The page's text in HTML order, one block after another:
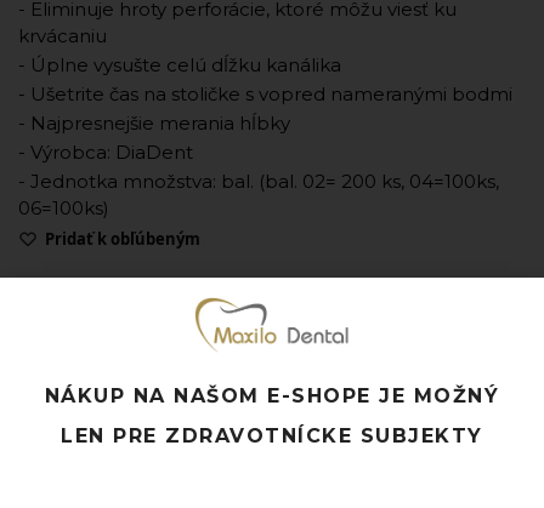
- Eliminuje hroty perforácie, ktoré môžu viesť ku
krvácaniu
- Úplne vysušte celú dĺžku kanálika
- Ušetrite čas na stoličke s vopred nameranými bodmi
- Najpresnejšie merania hĺbky
- Výrobca: DiaDent
- Jednotka množstva: bal. (bal. 02= 200 ks, 04=100ks,
06=100ks)
Pridať k obľúbeným
Doprava ZADARMO pri objednávke nad 120 EUR
Rýchle doručenie a možnosť osobného odberu
NÁKUP NA NAŠOM E-SHOPE JE MOŽNÝ
LEN PRE ZDRAVOTNÍCKE SUBJEKTY